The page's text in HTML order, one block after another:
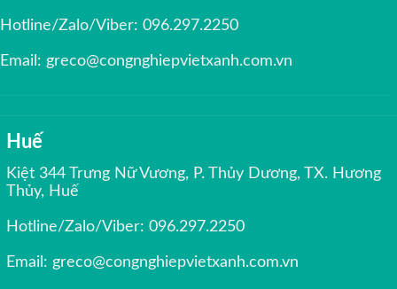
Hotline/Zalo/Viber: 096.297.2250
Email: greco@congnghiepvietxanh.com.vn
Huế
Kiệt 344 Trưng Nữ Vương, P. Thủy Dương, TX. Hương
Thủy, Huế
Hotline/Zalo/Viber:096.297.2250
Email: greco@congnghiepvietxanh.com.vn